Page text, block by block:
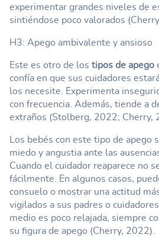
experimentar grandes niveles de
sintiéndose poco valorados
H3: Apego ambivalente y ansioso
Este es otro de los tipos de apego
confía en que sus cuidadores
los necesite. Experimenta
con frecuencia. Además, tiende a
extraños (Stolberg, 2022; Cherry,
Los bebés con este tipo de apego
miedo y angustia ante las
Cuando el cuidador reaparece no
fácilmente. En algunos casos,
consuelo o mostrar una actitud
vigilados a sus padres o
medio es poco relajada, siempre
su figura de apego (Cherry, 2022).